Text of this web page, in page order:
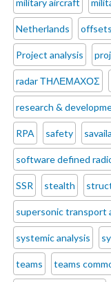
military aircraft
Netherlands offsets
Project analysis
radar ΤΗΛΕΜΑΧΟΣ
research &
RPA safety
software defined
SSR stealth
supersonic transport
systemic analysis
teams teams